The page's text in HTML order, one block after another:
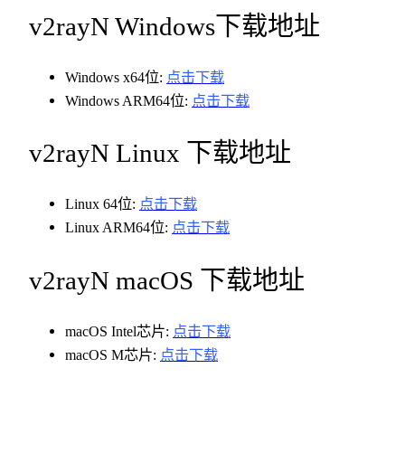
v2rayN Windows下载地址
Windows x64位: 点击下载
Windows ARM64位: 点击下载
v2rayN Linux 下载地址
Linux 64位: 点击下载
Linux ARM64位: 点击下载
v2rayN macOS 下载地址
macOS Intel芯片: 点击下载
macOS M芯片: 点击下载